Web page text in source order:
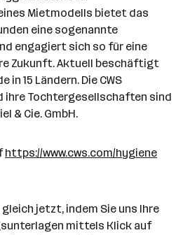
Mietmodells bietet das
eine sogenannte
engagiert sich so für eine
Zukunft. Aktuell beschäftigt
in 15 Ländern. Die CWS
ihre Tochtergesellschaften sind
& Cie. GmbH.
https://www.cws.com/hygiene
gleich jetzt, indem Sie uns Ihre
mittels Klick auf